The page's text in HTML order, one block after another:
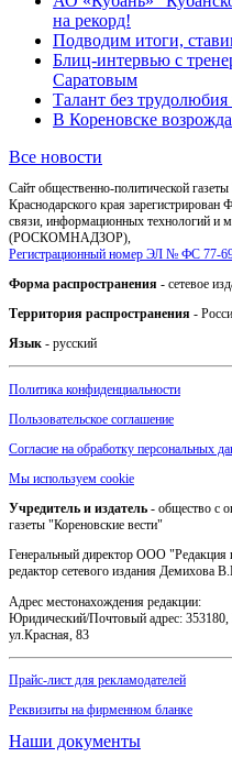
на рекорд!
Подводим итоги,
Блиц-интервью с
Саратовым
Талант без
В Кореновске
Все новости
Сайт общественно-политической
Краснодарского края
связи, информационных технологий и
(РОСКОМНАДЗОР),
Регистрационный номер ЭЛ № ФС 77-
Форма распространения - сетевое
Территория распространения -
Язык - русский
Политика конфиденциальности
Пользовательское соглашение
Согласие на обработку персональных
Мы используем cookie
Учредитель и издатель - общество с
газеты "Кореновские вести"
Генеральный директор ООО "Редакция
редактор сетевого издания Демихова
Адрес местонахождения редакции:
Юридический/Почтовый адрес: 353180,
ул.Красная, 83
Прайс-лист для рекламодателей
Реквизиты на фирменном бланке
Наши документы